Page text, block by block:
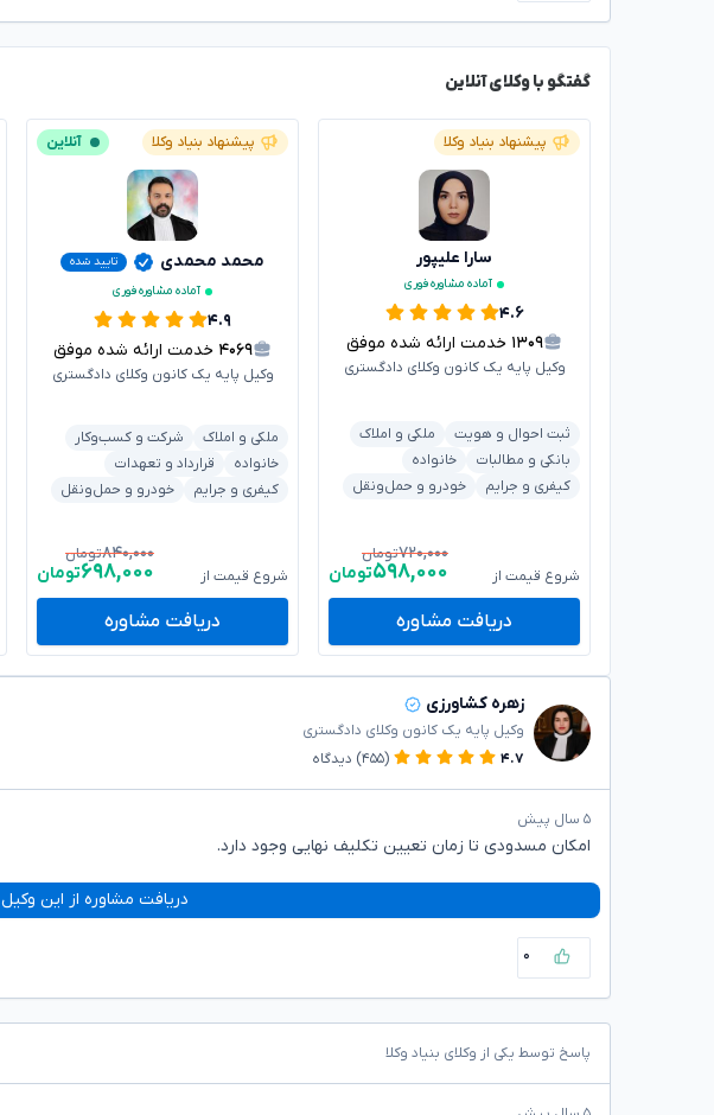
گفتگو با وکلای آنلاین
پیشنهاد بنیاد وکلا
سارا علیپور
آماده مشاوره فوری
۴.۶
۱۳۰۹ خدمت ارائه شده موفق
وکیل پایه یک کانون وکلای دادگستری
ثبت احوال و هویت
ملکی و املاک
بانکی و مطالبات
خانواده
کیفری و جرایم
خودرو و حمل‌ونقل
شروع قیمت از
۷۲۰,۰۰۰تومان
۵۹۸,۰۰۰تومان
دریافت مشاوره
پیشنهاد بنیاد وکلا آنلاین
محمد محمدی
تایید شده
آماده مشاوره فوری
۴.۹
۴۰۶۹ خدمت ارائه شده موفق
وکیل پایه یک کانون وکلای دادگستری
ملکی و املاک
شرکت و کسب‌وکار
خانواده
قرارداد و تعهدات
کیفری و جرایم
خودرو و حمل‌ونقل
شروع قیمت از
۸۴۰,۰۰۰تومان
۶۹۸,۰۰۰تومان
دریافت مشاوره
زهره کشاورزی
وکیل پایه یک کانون وکلای دادگستری
۴.۷
(۴۵۵) دیدگاه
۵ سال پیش
امکان مسدودی تا زمان تعیین تکلیف نهایی وجود دارد.
دریافت مشاوره از این وکیل
۰
پاسخ توسط یکی از وکلای بنیاد وکلا